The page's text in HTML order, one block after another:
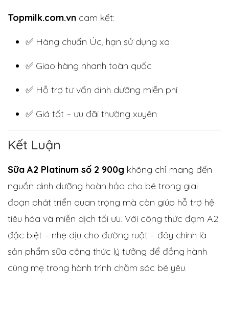
Topmilk.com.vn cam kết:
✅ Hàng chuẩn Úc, hạn sử dụng xa
✅ Giao hàng nhanh toàn quốc
✅ Hỗ trợ tư vấn dinh dưỡng miễn phí
✅ Giá tốt – ưu đãi thường xuyên
Kết Luận
Sữa A2 Platinum số 2 900g không chỉ mang đến
nguồn dinh dưỡng hoàn hảo cho bé trong giai
đoạn phát triển quan trọng mà còn giúp hỗ trợ hệ
tiêu hóa và miễn dịch tối ưu. Với công thức đạm A2
đặc biệt – nhẹ dịu cho đường ruột – đây chính là
sản phẩm sữa công thức lý tưởng để đồng hành
cùng mẹ trong hành trình chăm sóc bé yêu.